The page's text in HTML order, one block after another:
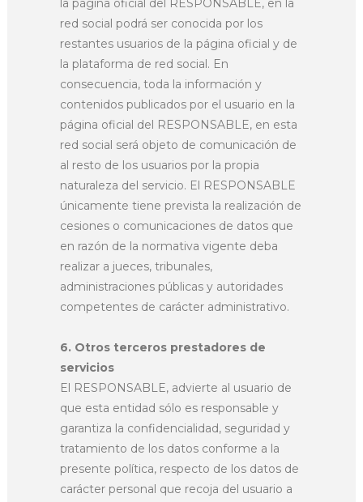
la página oficial del RESPONSABLE, en la
red social podrá ser conocida por los
restantes usuarios de la página oficial y de
la plataforma de red social. En
consecuencia, toda la información y
contenidos publicados por el usuario en la
página oficial del RESPONSABLE, en esta
red social será objeto de comunicación de
al resto de los usuarios por la propia
naturaleza del servicio. El RESPONSABLE
únicamente tiene prevista la realización de
cesiones o comunicaciones de datos que
en razón de la normativa vigente deba
realizar a jueces, tribunales,
administraciones públicas y autoridades
competentes de carácter administrativo.
6. Otros terceros prestadores de
servicios
El RESPONSABLE, advierte al usuario de
que esta entidad sólo es responsable y
garantiza la confidencialidad, seguridad y
tratamiento de los datos conforme a la
presente política, respecto de los datos de
carácter personal que recoja del usuario a